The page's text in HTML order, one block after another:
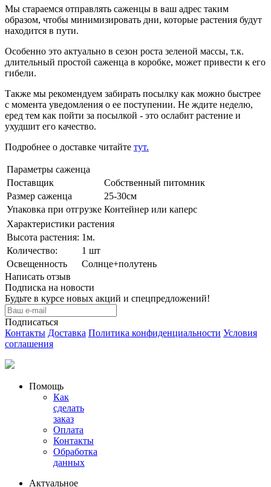
Мы стараемся отправлять саженцы в ваш адрес таким
образом, чтобы минимизировать дни, которые растения будут
находится в пути.
Особенно это актуально в сезон роста зеленой массы, т.к.
длительный простой саженца в коробке, может привести к его
гибели.
Также мы рекомендуем забирать посылку как можно быстрее
с момента уведомления о ее поступении. Не ждите неделю,
еред тем как пойти за посылкой - это ослабит растение и
ухудшит его качество.
Подробнее о доставке читайте тут.
Параметры саженца
Поставщик
Собственный питомник
Размер саженца
25-30см
Упаковка при отгрузке Контейнер или каперс
Характеристики растения
Выcота растения: 1м.
Количeствo:
1 шт
Освещенность
Солнце+полутень
Написать отзыв
Подписка на новости
Будьте в курсе новых акций и спецпредложений!
Подписаться
Контакты Доставка Политика конфиденциальности Условия
соглашения
Помощь
Как
сделать
заказ
Оплата
Контакты
Обработка
данных
Актуальное